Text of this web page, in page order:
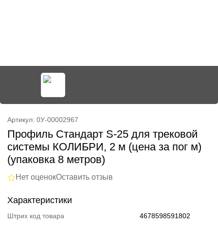
Артикул: 0У-00002967
Профиль Стандарт S-25 для трековой
системы КОЛИБРИ, 2 м (цена за пог м)
(упаковка 8 метров)
Нет оценокОставить отзыв
Характеристики
Штрих код товара 4678598591802